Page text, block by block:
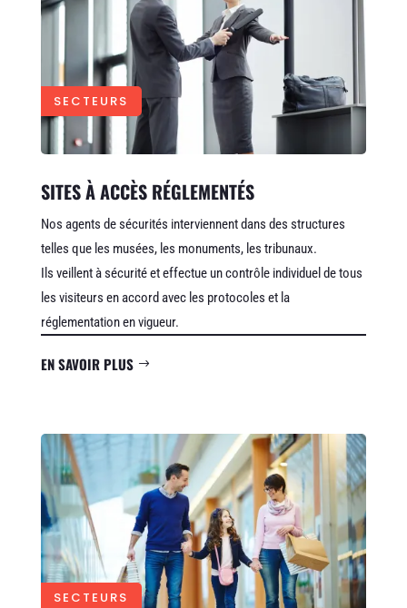
SECTEURS
SITES À ACCÈS RÉGLEMENTÉS
Nos agents de sécurités interviennent dans des structures
telles que les musées, les monuments, les tribunaux.
Ils veillent à sécurité et effectue un contrôle individuel de tous
les visiteurs en accord avec les protocoles et la
réglementation en vigueur.
EN SAVOIR PLUS
SECTEURS